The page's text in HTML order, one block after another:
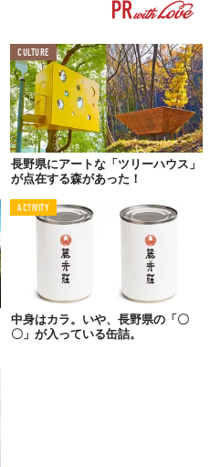
CULTURE
長野県にアートな「ツリーハウス」
が点在する森があった！
ACTIVITY
中身はカラ。いや、長野県の「〇
〇」が入っている缶詰。